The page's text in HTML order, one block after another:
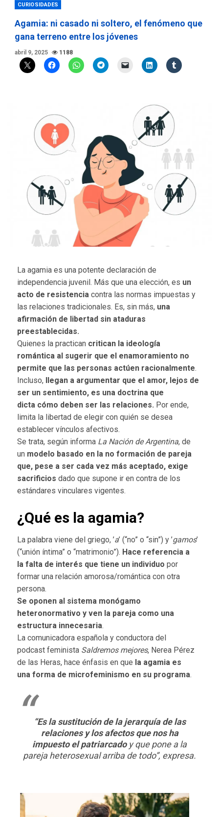
CURIOSIDADES
Agamia: ni casado ni soltero, el fenómeno que
gana terreno entre los jóvenes
abril 9, 2025 1188
La agamia es una potente declaración de
independencia juvenil. Más que una elección, es un
acto de resistencia contra las normas impuestas y
las relaciones tradicionales. Es, sin más, una
afirmación de libertad sin ataduras
preestablecidas.
Quienes la practican critican la ideología
romántica al sugerir que el enamoramiento no
permite que las personas actúen racionalmente.
Incluso, llegan a argumentar que el amor, lejos de
ser un sentimiento, es una doctrina que
dicta cómo deben ser las relaciones. Por ende,
limita la libertad de elegir con quién se desea
establecer vínculos afectivos.
Se trata, según informa La Nación de Argentina, de
un modelo basado en la no formación de pareja
que, pese a ser cada vez más aceptado, exige
sacrificios dado que supone ir en contra de los
estándares vinculares vigentes.
¿Qué es la agamia?
La palabra viene del griego, ’a’ (“no” o “sin”) y ’gamos’
(“unión íntima” o “matrimonio”). Hace referencia a
la falta de interés que tiene un individuo por
formar una relación amorosa/romántica con otra
persona.
Se oponen al sistema monógamo
heteronormativo y ven la pareja como una
estructura innecesaria.
La comunicadora española y conductora del
podcast feminista Saldremos mejores, Nerea Pérez
de las Heras, hace énfasis en que la agamia es
una forma de microfeminismo en su programa.
“Es la sustitución de la jerarquía de las
relaciones y los afectos que nos ha
impuesto el patriarcado y que pone a la
pareja heterosexual arriba de todo”, expresa.